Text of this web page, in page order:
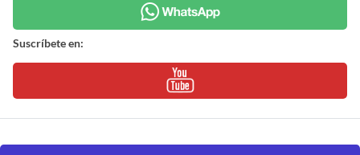
Suscríbete en: